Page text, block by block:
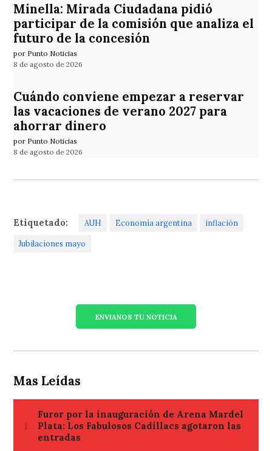
Minella: Mirada Ciudadana pidió
participar de la comisión que analiza el
futuro de la concesión
por Punto Noticias
8 de agosto de 2026
Cuándo conviene empezar a reservar
las vacaciones de verano 2027 para
ahorrar dinero
por Punto Noticias
8 de agosto de 2026
Etiquetado: AUH Economía argentina inflación
Jubilaciones mayo
ENVIANOS TU NOTICIA
Mas Leídas